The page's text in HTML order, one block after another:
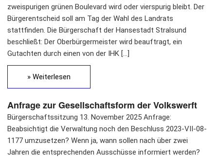
zweispurigen grünen Boulevard wird oder vierspurig bleibt. Der
Bürgerentscheid soll am Tag der Wahl des Landrats
stattfinden. Die Bürgerschaft der Hansestadt Stralsund
beschließt: Der Oberbürgermeister wird beauftragt, ein
Gutachten durch einen von der IHK […]
» Weiterlesen
Anfrage zur Gesellschaftsform der Volkswerft
Bürgerschaftssitzung 13. November 2025 Anfrage:
Beabsichtigt die Verwaltung noch den Beschluss 2023-VII-08-
1177 umzusetzen? Wenn ja, wann sollen nach über zwei
Jahren die entsprechenden Ausschüsse informiert werden?